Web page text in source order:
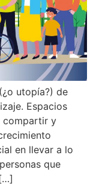
utopía?) de
Espacios
compartir y
en llevar a lo
que